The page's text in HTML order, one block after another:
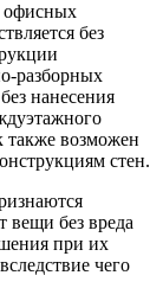
офисных
без
разборных
нанесения
также возможен
стен.
вещи без вреда
при их
чего